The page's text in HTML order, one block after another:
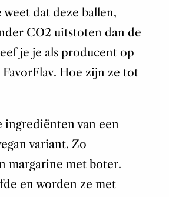
dat deze ballen,
CO2 uitstoten dan de
je je als producent op
Hoe zijn ze tot
ingrediënten van een
variant. Zo
margarine met boter.
en worden ze met